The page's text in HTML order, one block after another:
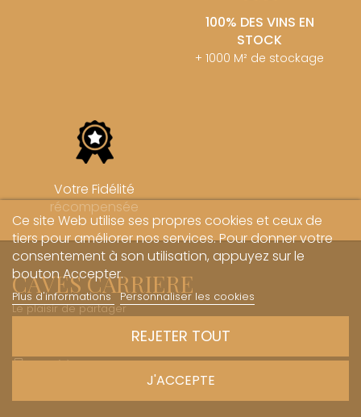
100% DES VINS EN
STOCK
+ 1000 M² de stockage
Votre Fidélité
récompensée
CAVES CARRIERE
Le plaisir de partager
1 Rue des Sœurs Hospitalières - 21700 Nuits-Saint-Georges
+33 (0)3 45 81 20 20
Ce site Web utilise ses propres cookies et ceux de
tiers pour améliorer nos services. Pour donner votre
consentement à son utilisation, appuyez sur le
bouton Accepter.
Plus d'informations Personnaliser les cookies
REJETER TOUT
J'ACCEPTE